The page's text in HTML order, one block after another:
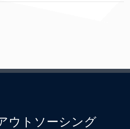
ウトソーシング